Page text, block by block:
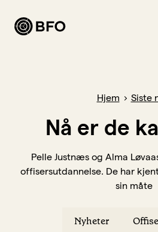
Bli BFO-medlem
Forsikringer
Hjem Siste
Nå er de
Pelle Justnæs og Alma
offisersutdannelse. De har
sin måte
Nyheter